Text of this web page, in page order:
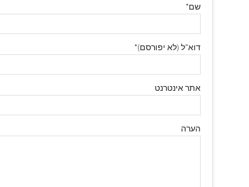
שם*
דוא"ל (לא יפורסם)*
אתר אינטרנט
הערה